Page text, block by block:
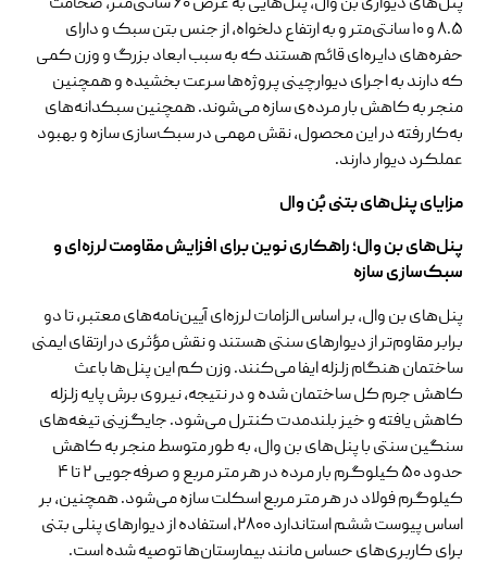
۸.۵ و ۱۰ سانتی‌متر و به ارتفاع دلخواه، از جنس بتن سبک و دارای
حفره‌های دایره‌ای قائم هستند که به سبب ابعاد بزرگ و وزن کمی
که دارند به اجرای دیوارچینی پروژه‌ها سرعت بخشیده و همچنین
منجر به کاهش بار مرده‌ی سازه می‌شوند. همچنین سبکدانه‌های
به‌کار رفته در این محصول، نقش مهمی در سبک‌سازی سازه و بهبود
عملکرد دیوار دارند.
مزایای پنل‌‌های بتنی بُن وال
پنل‌های بن وال؛ راهکاری نوین برای افزایش مقاومت لرزه‌ای و
سبک‌سازی سازه
پنل‌های بن وال، بر اساس الزامات لرزه‌ای آیین‌نامه‌های معتبر، تا دو
برابر مقاوم‌تر از دیوارهای سنتی هستند و نقش مؤثری در ارتقای ایمنی
ساختمان هنگام زلزله ایفا می‌کنند. وزن کم این پنل‌ها باعث
کاهش جرم کل ساختمان شده و در نتیجه، نیروی برش پایه زلزله
کاهش یافته و خیز بلندمدت کنترل می‌شود. جایگزینی تیغه‌های
سنگین سنتی با پنل‌های بن وال، به طور متوسط منجر به کاهش
حدود ۵۰ کیلوگرم بار مرده در هر متر مربع و صرفه‌جویی ۲ تا ۴
کیلوگرم فولاد در هر متر مربع اسکلت سازه می‌شود. همچنین، بر
اساس پیوست ششم استاندارد ۲۸۰۰، استفاده از دیوارهای پنلی بتنی
برای کاربری‌های حساس مانند بیمارستان‌ها توصیه شده است.